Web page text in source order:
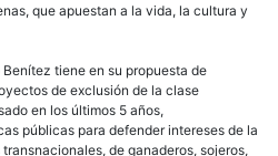
que apuestan a la vida, la cultura y
tiene en su propuesta de
de exclusión de la clase
en los últimos 5 años,
públicas para defender intereses de la
de ganaderos, sojeros,